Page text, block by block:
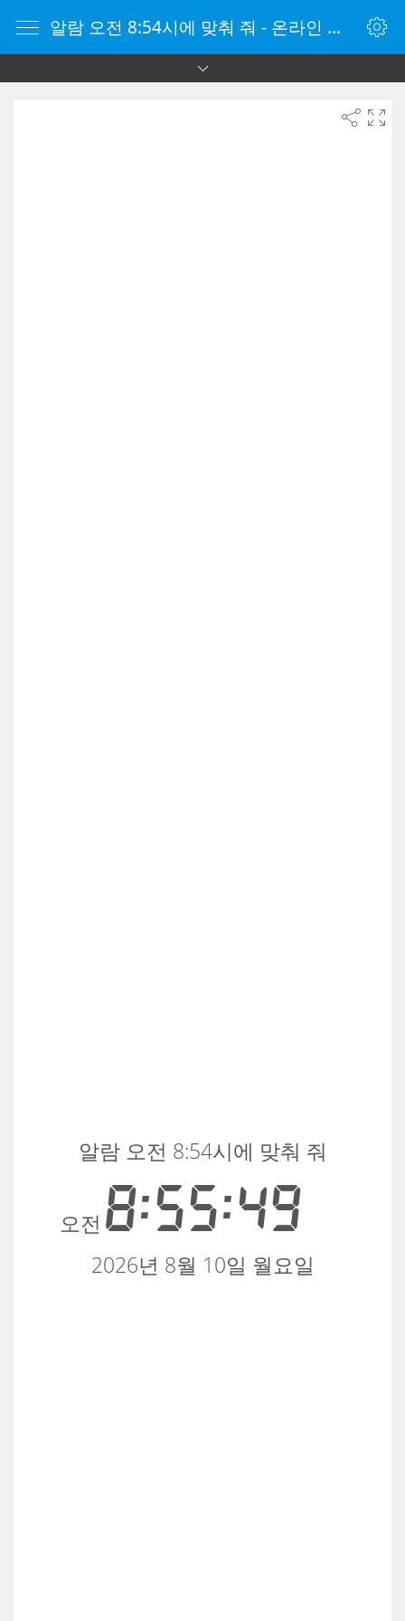
알람 오전 8:54시에 맞춰 줘 - 온라인 알람 시계 - 자명종 온라인 - 온라인 자명종
오전 8:55:49
알람 오전 8:54시에 맞춰 줘
2026년 8월 10일 월요일